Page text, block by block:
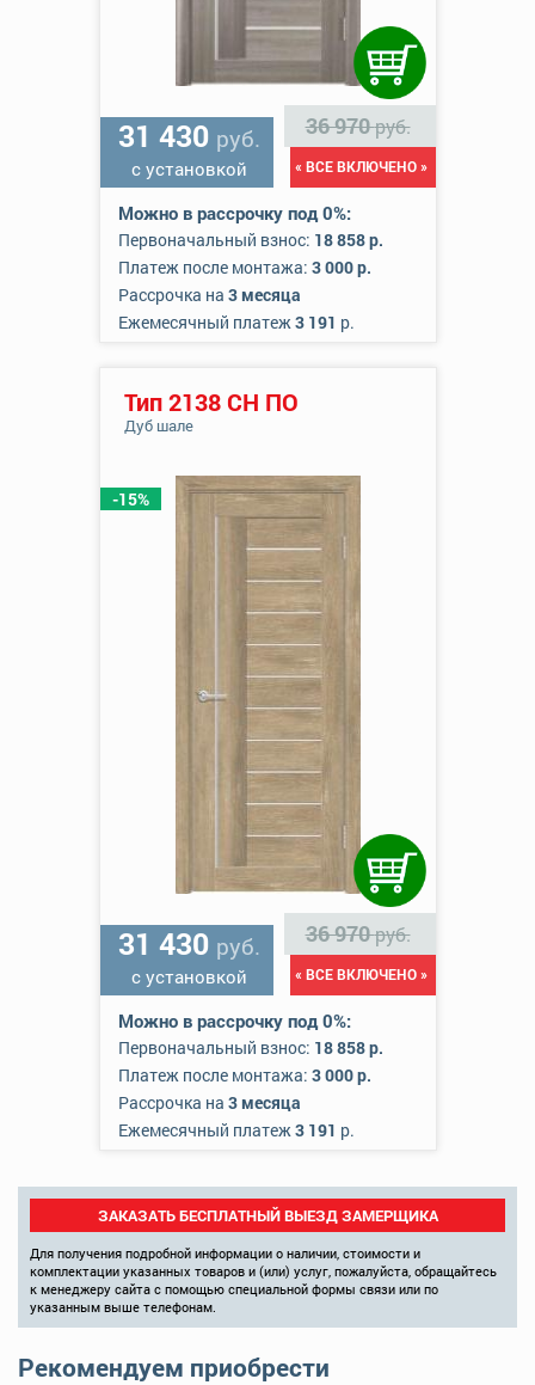
31 430 руб.
с установкой
36 970руб.
« ВСЕ ВКЛЮЧЕНО »
Можно в рассрочку под 0%:
Первоначальный взнос: 18 858 р.
Платеж после монтажа: 3 000 р.
Рассрочка на 3 месяца
Ежемесячный платеж3 191 р.
-15%
Тип 2138 СН ПО
Дуб шале
31 430 руб.
с установкой
36 970руб.
« ВСЕ ВКЛЮЧЕНО »
Можно в рассрочку под 0%:
Первоначальный взнос: 18 858 р.
Платеж после монтажа: 3 000 р.
Рассрочка на 3 месяца
Ежемесячный платеж3 191 р.
ЗАКАЗАТЬ БЕСПЛАТНЫЙ ВЫЕЗД ЗАМЕРЩИКА
Для получения подробной информации о наличии, стоимости и
комплектации указанных товаров и (или) услуг, пожалуйста, обращайтесь
к менеджеру сайта с помощью специальной формы связи или по
указанным выше телефонам.
Рекомендуем приобрести